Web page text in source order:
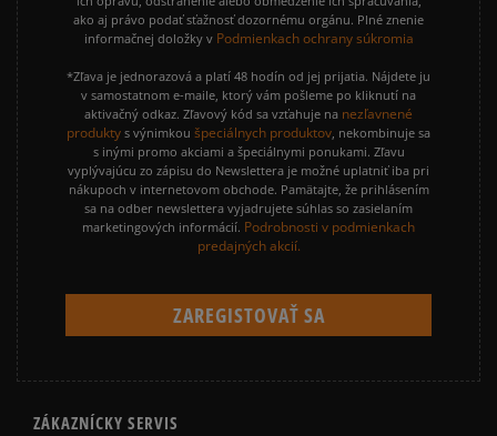
ako aj právo podať sťažnosť dozornému orgánu. Plné znenie
informačnej doložky v Podmienkach ochrany súkromia
*Zľava je jednorazová a platí 48 hodín od jej prijatia. Nájdete ju
v samostatnom e-maile, ktorý vám pošleme po kliknutí na
aktivačný odkaz. Zľavový kód sa vzťahuje na nezľavnené
produkty s výnimkou špeciálnych produktov, nekombinuje sa
s inými promo akciami a špeciálnymi ponukami. Zľavu
vyplývajúcu zo zápisu do Newslettera je možné uplatniť iba pri
nákupoch v internetovom obchode. Pamätajte, že prihlásením
sa na odber newslettera vyjadrujete súhlas so zasielaním
marketingových informácií. Podrobnosti v podmienkach
predajných akcií.
ZÁKAZNÍCKY SERVIS